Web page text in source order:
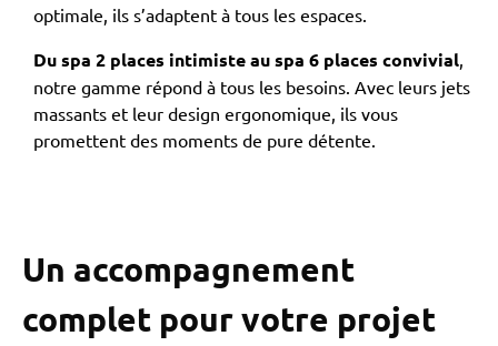
optimale, ils s’adaptent à tous les espaces.
Du spa 2 places intimiste au spa 6 places convivial,
notre gamme répond à tous les besoins. Avec leurs jets
massants et leur design ergonomique, ils vous
promettent des moments de pure détente.
Un accompagnement
complet pour votre projet